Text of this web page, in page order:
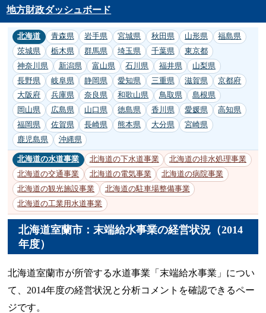
地方財政ダッシュボード
北海道 青森県 岩手県 宮城県 秋田県 山形県
福島県
茨城県
栃木県 群馬県 埼玉県 千葉県
東京都
神奈川県
新潟県 富山県 石川県 福井県
山梨県
長野県
岐阜県 静岡県 愛知県 三重県 滋賀県
京都府
大阪府
兵庫県 奈良県 和歌山県 鳥取県
島根県
岡山県
広島県 山口県 徳島県 香川県 愛媛県
高知県
福岡県
佐賀県 長崎県 熊本県 大分県
宮崎県
鹿児島県
沖縄県
北海道の水道事業 北海道の下水道事業
北海道の排水処理事業
北海道の交通事業
北海道の電気事業
北海道の病院事業
北海道の観光施設事業
北海道の駐車場整備事業
北海道の工業用水道事業
北海道室蘭市：末端給水事業の経営状況（2014
年度）
北海道室蘭市が所管する水道事業「末端給水事業」につい
て、2014年度の経営状況と分析コメントを確認できるペー
ジです。